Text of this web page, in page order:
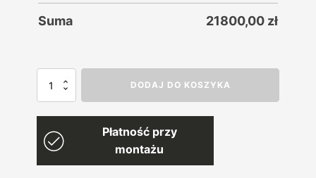
Suma 21800,00 zł
ilość
9mx6m+
Wiata
DODAJ DO KOSZYKA
Płatność przy
montażu